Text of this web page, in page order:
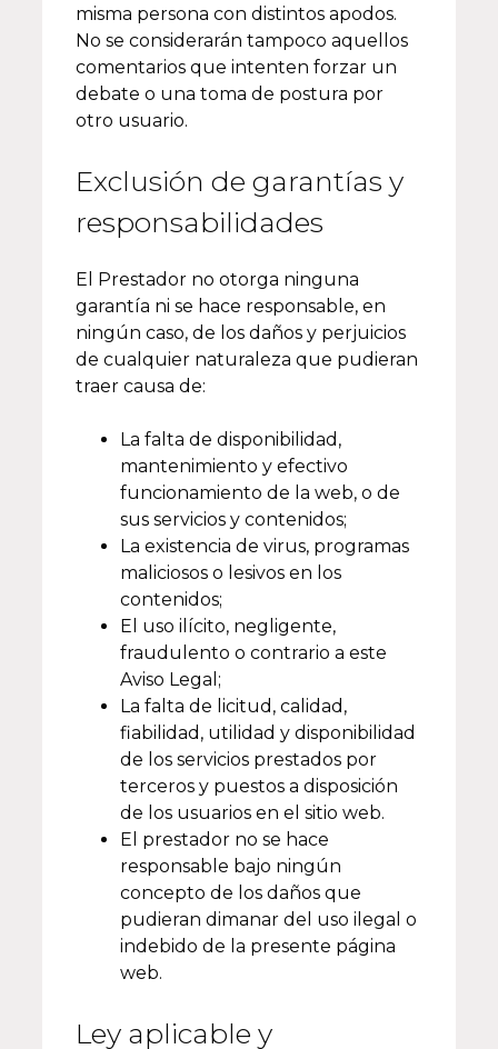
misma persona con distintos apodos.
No se considerarán tampoco aquellos
comentarios que intenten forzar un
debate o una toma de postura por
otro usuario.
Exclusión de garantías y
responsabilidades
El Prestador no otorga ninguna
garantía ni se hace responsable, en
ningún caso, de los daños y perjuicios
de cualquier naturaleza que pudieran
traer causa de:
La falta de disponibilidad,
mantenimiento y efectivo
funcionamiento de la web, o de
sus servicios y contenidos;
La existencia de virus, programas
maliciosos o lesivos en los
contenidos;
El uso ilícito, negligente,
fraudulento o contrario a este
Aviso Legal;
La falta de licitud, calidad,
fiabilidad, utilidad y disponibilidad
de los servicios prestados por
terceros y puestos a disposición
de los usuarios en el sitio web.
El prestador no se hace
responsable bajo ningún
concepto de los daños que
pudieran dimanar del uso ilegal o
indebido de la presente página
web.
Ley aplicable y